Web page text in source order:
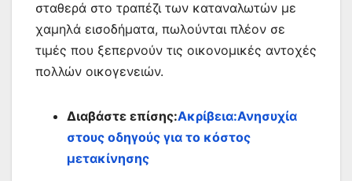
σταθερά στο τραπέζι των καταναλωτών με
χαμηλά εισοδήματα, πωλούνται πλέον σε
τιμές που ξεπερνούν τις οικονομικές αντοχές
πολλών οικογενειών.
Διαβάστε επίσης:Ακρίβεια:Ανησυχία
στους οδηγούς για το κόστος
μετακίνησης